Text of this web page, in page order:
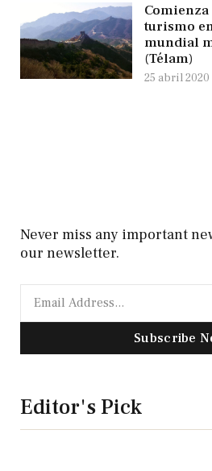
turismo
mundial
(Télam)
25 abril 2020
Never miss any important
our newsletter.
Subscribe
Editor's Pick